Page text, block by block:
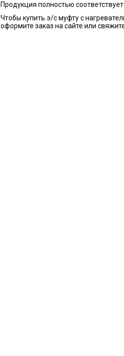
Продукция полностью
Чтобы купить э/с муфту с
оформите заказ на сайте или